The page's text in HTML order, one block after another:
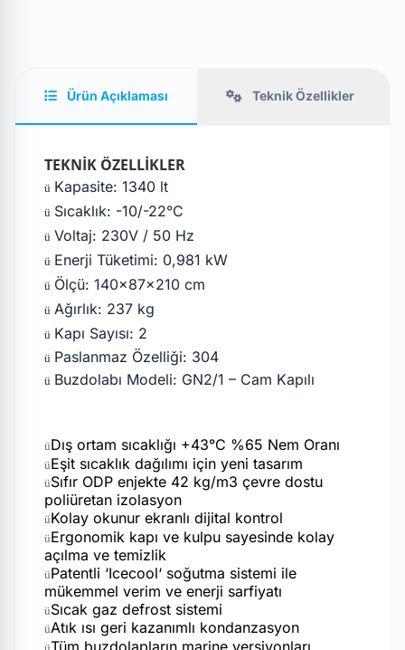
Ürün Açıklaması Teknik Özellikler
TEKNİK ÖZELLİKLER
ü Kapasite: 1340 lt
ü Sıcaklık: -10/-22°C
ü Voltaj: 230V / 50 Hz
ü Enerji Tüketimi: 0,981 kW
ü Ölçü: 140x87x210 cm
ü Ağırlık: 237 kg
ü Kapı Sayısı: 2
ü Paslanmaz Özelliği: 304
ü Buzdolabı Modeli: GN2/1 – Cam Kapılı
üDış ortam sıcaklığı +43°C %65 Nem Oranı
üEşit sıcaklık dağılımı için yeni tasarım
üSıfır ODP enjekte 42 kg/m3 çevre dostu
poliüretan izolasyon
üKolay okunur ekranlı dijital kontrol
üErgonomik kapı ve kulpu sayesinde kolay
açılma ve temizlik
üPatentli ‘Icecool‘ soğutma sistemi ile
mükemmel verim ve enerji sarfiyatı
üSıcak gaz defrost sistemi
üAtık ısı geri kazanımlı kondanzasyon